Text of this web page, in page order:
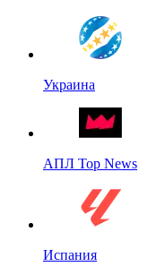
Украина
АПЛ Top News
Испания